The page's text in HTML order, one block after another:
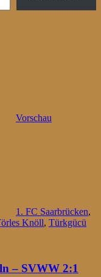
Vorschau
1. FC Saarbrücken,
Knöll, Türkgücü
– SVWW 2:1